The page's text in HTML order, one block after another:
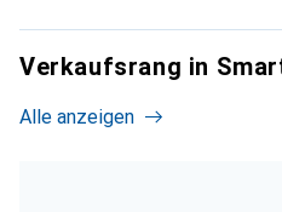
Verkaufsrang in
Alle anzeigen